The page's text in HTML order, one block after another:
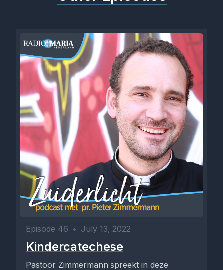
Episode 46 • July 13, 2022
Kindercatechese
Pastoor Zimmermann spreekt in deze